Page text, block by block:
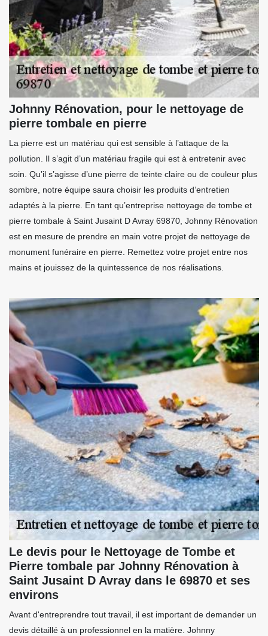
Johnny Rénovation, pour le nettoyage de
pierre tombale en pierre
La pierre est un matériau qui est sensible à l’attaque de la
pollution. Il s’agit d’un matériau fragile qui est à entretenir avec
soin. Qu’il s’agisse d’une pierre de teinte claire ou de couleur plus
sombre, notre équipe saura choisir les produits d’entretien
adaptés à la pierre. En tant qu’entreprise nettoyage de tombe et
pierre tombale à Saint Jusaint D Avray 69870, Johnny Rénovation
est en mesure de prendre en main votre projet de nettoyage de
monument funéraire en pierre. Remettez votre projet entre nos
mains et jouissez de la quintessence de nos réalisations.
Le devis pour le Nettoyage de Tombe et
Pierre tombale par Johnny Rénovation à
Saint Jusaint D Avray dans le 69870 et ses
environs
Avant d'entreprendre tout travail, il est important de demander un
devis détaillé à un professionnel en la matière. Johnny